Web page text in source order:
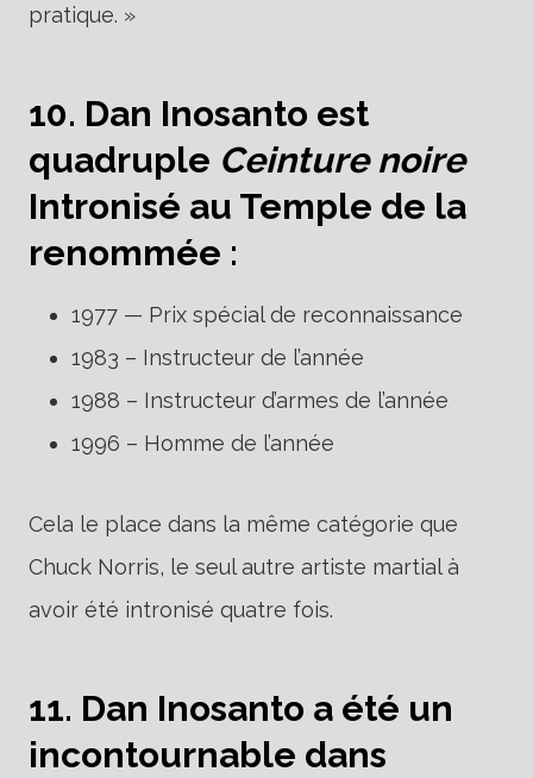
pratique. »
10. Dan Inosanto est
quadruple Ceinture noire
Intronisé au Temple de la
renommée :
1977 — Prix spécial de reconnaissance
1983 – Instructeur de l’année
1988 – Instructeur d’armes de l’année
1996 – Homme de l’année
Cela le place dans la même catégorie que
Chuck Norris, le seul autre artiste martial à
avoir été intronisé quatre fois.
11. Dan Inosanto a été un
incontournable dans